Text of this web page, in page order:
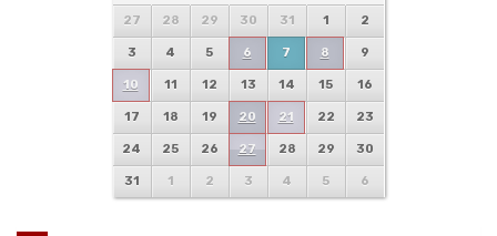
27 28 29 30 31 1 2
3 4 5 6 7 8 9
10 11 12 13 14 15 16
17 18 19 20 21 22 23
24 25 26 27 28 29 30
31 1 2 3 4 5 6